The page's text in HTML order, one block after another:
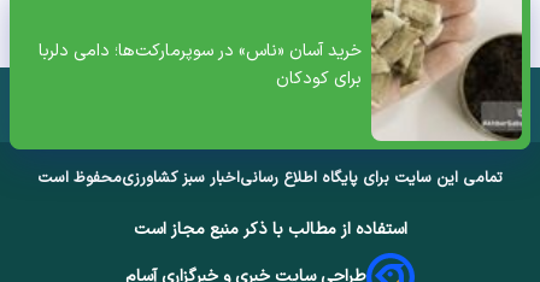
خرید آسان «ناس» در سوپرمارکت‌ها؛ دامی دلربا
برای کودکان
تمامی این سایت برای پایگاه اطلاع رسانیاخبار سبز کشاورزیمحفوظ است
استفاده از مطالب با ذکر منبع مجاز است
طراحی سایت خبری و خبرگزاری آسام